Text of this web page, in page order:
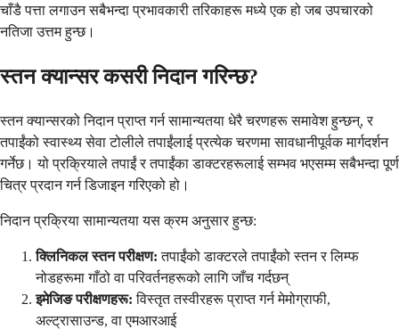
चाँडै पत्ता लगाउन सबैभन्दा प्रभावकारी तरिकाहरू मध्ये एक हो जब उपचारको
नतिजा उत्तम हुन्छ।
स्तन क्यान्सर कसरी निदान गरिन्छ?
स्तन क्यान्सरको निदान प्राप्त गर्न सामान्यतया धेरै चरणहरू समावेश हुन्छन्, र
तपाईंको स्वास्थ्य सेवा टोलीले तपाईंलाई प्रत्येक चरणमा सावधानीपूर्वक मार्गदर्शन
गर्नेछ। यो प्रक्रियाले तपाईं र तपाईंका डाक्टरहरूलाई सम्भव भएसम्म सबैभन्दा पूर्ण
चित्र प्रदान गर्न डिजाइन गरिएको हो।
निदान प्रक्रिया सामान्यतया यस क्रम अनुसार हुन्छ:
क्लिनिकल स्तन परीक्षण: तपाईंको डाक्टरले तपाईंको स्तन र लिम्फ
नोडहरूमा गाँठो वा परिवर्तनहरूको लागि जाँच गर्दछन्
इमेजिङ परीक्षणहरू: विस्तृत तस्वीरहरू प्राप्त गर्न मेमोग्राफी,
अल्ट्रासाउन्ड, वा एमआरआई